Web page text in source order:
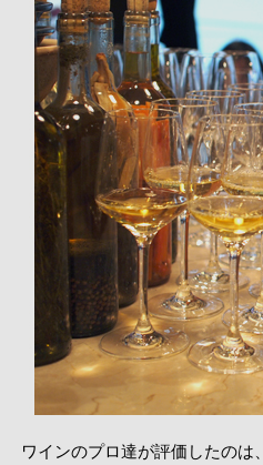
ワインのプロ達が評価したのは、